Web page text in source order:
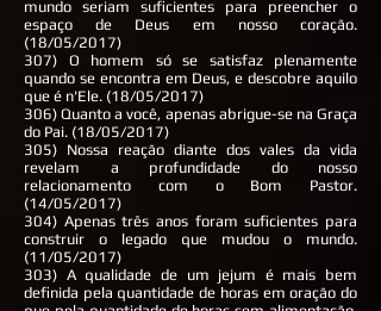
mundo seriam suficientes para preencher o
espaço de Deus em nosso coração.
(18/05/2017)
307) O homem só se satisfaz plenamente
quando se encontra em Deus, e descobre aquilo
que é n'Ele. (18/05/2017)
306) Quanto a você, apenas abrigue-se na Graça
do Pai. (18/05/2017)
305) Nossa reação diante dos vales da vida
revelam a profundidade do nosso
relacionamento com o Bom Pastor.
(14/05/2017)
304) Apenas três anos foram suficientes para
construir o legado que mudou o mundo.
(11/05/2017)
303) A qualidade de um jejum é mais bem
definida pela quantidade de horas em oração do